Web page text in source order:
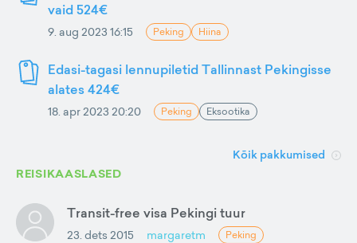
vaid 524€
9. aug 2023 16:15 Peking Hiina
Edasi-tagasi lennupiletid Tallinnast Pekingisse
alates 424€
18. apr 2023 20:20 Peking Eksootika
Kõik pakkumised
REISIKAASLASED
Transit-free visa Pekingi tuur
23. dets 2015 margaretm Peking